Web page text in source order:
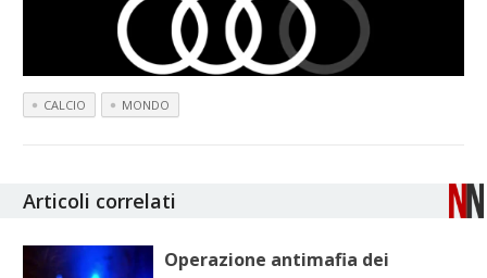
CALCIO MONDO
Articoli correlati
Operazione antimafia dei